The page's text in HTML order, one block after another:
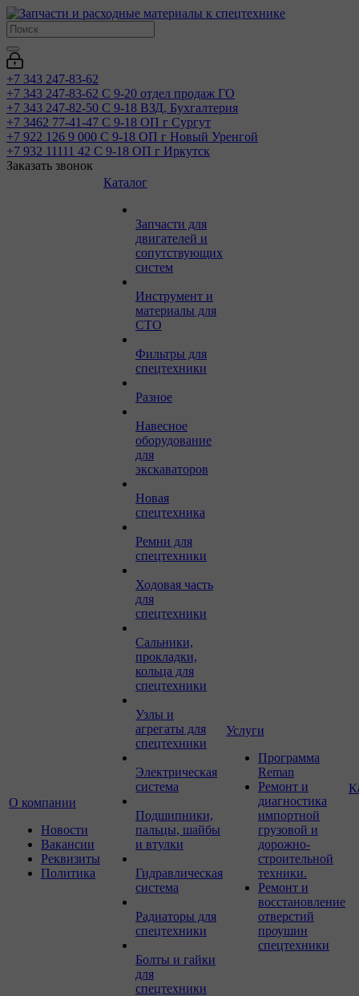
+7 343 247-83-62
+7 343 247-83-62 С 9-20 отдел продаж ГО
+7 343 247-82-50 С 9-18 ВЗД, Бухгалтерия
+7 3462 77-41-47 С 9-18 ОП г Сургут
+7 922 126 9 000 С 9-18 ОП г Новый Уренгой
+7 932 11111 42 С 9-18 ОП г Иркутск
Заказать звонок
О компании
Новости
Вакансии
Реквизиты
Политика
Каталог
Запчасти для
двигателей и
сопутствующих
систем
Инструмент и
материалы для
СТО
Фильтры для
спецтехники
Разное
Навесное
оборудование
для
экскаваторов
Новая
спецтехника
Ремни для
спецтехники
Ходовая часть
для
спецтехники
Сальники,
прокладки,
кольца для
спецтехники
Узлы и
агрегаты для
спецтехники
Электрическая
система
Подшипники,
пальцы, шайбы
и втулки
Гидравлическая
система
Радиаторы для
спецтехники
Болты и гайки
для
спецтехники
Услуги
Программа
Reman
Ремонт и
диагностика
импортной
грузовой и
дорожно-
строительной
техники.
Ремонт и
восстановление
отверстий
проушин
спецтехники